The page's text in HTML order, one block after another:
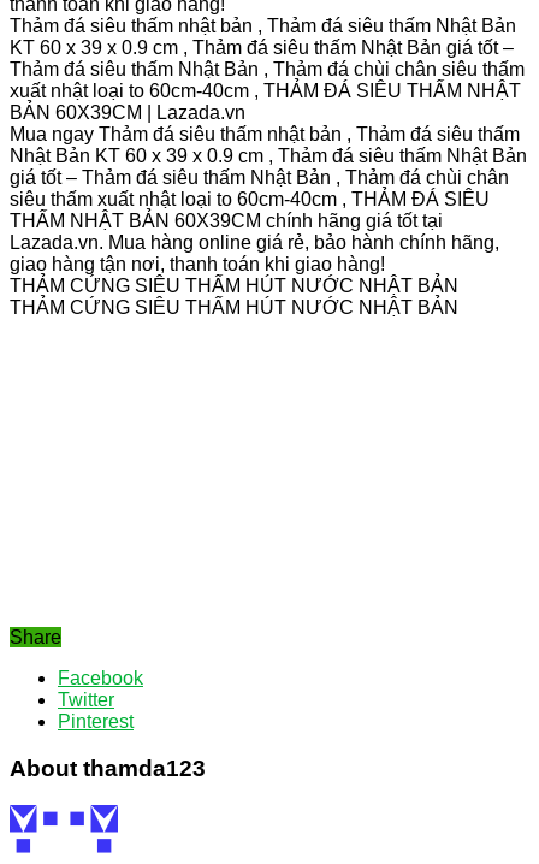
thanh toán khi giao hàng!
Thảm đá siêu thấm nhật bản , Thảm đá siêu thấm Nhật Bản
KT 60 x 39 x 0.9 cm , Thảm đá siêu thấm Nhật Bản giá tốt –
Thảm đá siêu thấm Nhật Bản , Thảm đá chùi chân siêu thấm
xuất nhật loại to 60cm-40cm , THẢM ĐÁ SIÊU THẤM NHẬT
BẢN 60X39CM | Lazada.vn
Mua ngay Thảm đá siêu thấm nhật bản , Thảm đá siêu thấm
Nhật Bản KT 60 x 39 x 0.9 cm , Thảm đá siêu thấm Nhật Bản
giá tốt – Thảm đá siêu thấm Nhật Bản , Thảm đá chùi chân
siêu thấm xuất nhật loại to 60cm-40cm , THẢM ĐÁ SIÊU
THẤM NHẬT BẢN 60X39CM chính hãng giá tốt tại
Lazada.vn. Mua hàng online giá rẻ, bảo hành chính hãng,
giao hàng tận nơi, thanh toán khi giao hàng!
THẢM CỨNG SIÊU THẤM HÚT NƯỚC NHẬT BẢN
THẢM CỨNG SIÊU THẤM HÚT NƯỚC NHẬT BẢN
Share
Facebook
Twitter
Pinterest
About thamda123